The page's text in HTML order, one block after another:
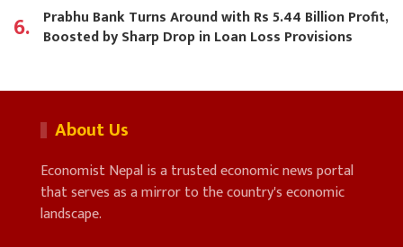
6. Prabhu Bank Turns Around with Rs 5.44 Billion Profit,
Boosted by Sharp Drop in Loan Loss Provisions
About Us
Economist Nepal is a trusted economic news portal
that serves as a mirror to the country's economic
landscape.